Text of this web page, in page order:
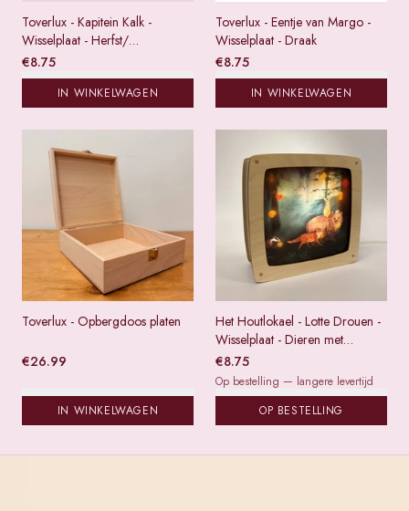
Toverlux - Kapitein Kalk -
Wisselplaat - Herfst/
Lampionnen
€8.75
IN WINKELWAGEN
Toverlux - Eentje van Margo -
Wisselplaat - Draak
€8.75
IN WINKELWAGEN
Toverlux - Opbergdoos platen
€26.99
IN WINKELWAGEN
Het Houtlokael - Lotte Drouen -
Wisselplaat - Dieren met
lampions
€8.75
Op bestelling — langere levertijd
OP BESTELLING